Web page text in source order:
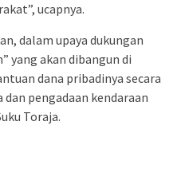
ucapnya.
dalam upaya dukungan
yang akan dibangun di
dana pribadinya secara
pengadaan kendaraan
Toraja.